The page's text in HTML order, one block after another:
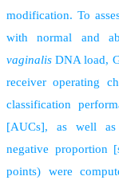
modification. To
with normal and
vaginalis DNA load,
receiver operating
classification
[AUCs], as well as
negative proportion
points) were